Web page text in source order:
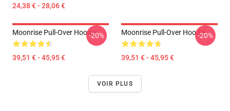
24,38 € - 28,06 €
Moonrise Pull-Over Hoodie
39,51 € - 45,95 €
-20% Moonrise Pull-Over Hoodie
39,51 € - 45,95 €
-20%
VOIR PLUS